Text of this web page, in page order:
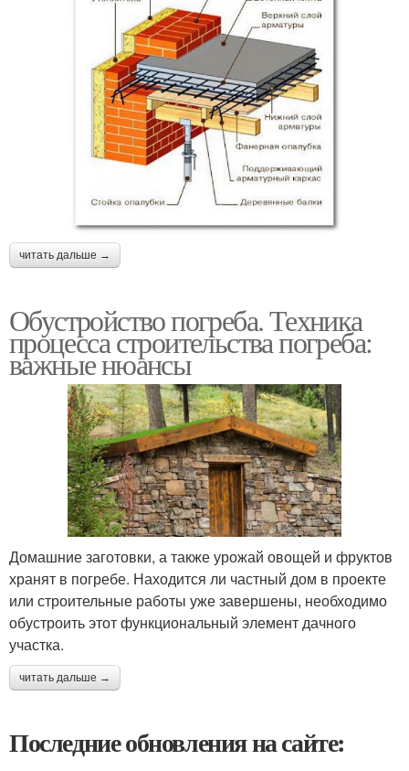
читать дальше →
Обустройство погреба. Техника
процесса строительства погреба:
важные нюансы
Домашние заготовки, а также урожай овощей и фруктов
хранят в погребе. Находится ли частный дом в проекте
или строительные работы уже завершены, необходимо
обустроить этот функциональный элемент дачного
участка.
читать дальше →
Последние обновления на сайте: